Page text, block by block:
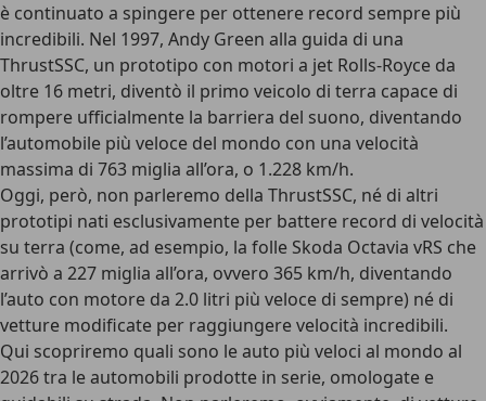
è continuato a spingere per ottenere record sempre più
incredibili. Nel 1997, Andy Green alla guida di una
ThrustSSC, un prototipo con motori a jet Rolls-Royce da
oltre 16 metri, diventò il primo veicolo di terra capace di
rompere ufficialmente la barriera del suono, diventando
l’automobile più veloce del mondo con una velocità
massima di 763 miglia all’ora, o 1.228 km/h.
Oggi, però, non parleremo della ThrustSSC, né di altri
prototipi nati esclusivamente per battere record di velocità
su terra (come, ad esempio, la folle Skoda Octavia vRS che
arrivò a 227 miglia all’ora, ovvero 365 km/h, diventando
l’auto con motore da 2.0 litri più veloce di sempre) né di
vetture modificate per raggiungere velocità incredibili.
Qui scopriremo quali sono le auto più veloci al mondo al
2026 tra le automobili prodotte in serie, omologate e